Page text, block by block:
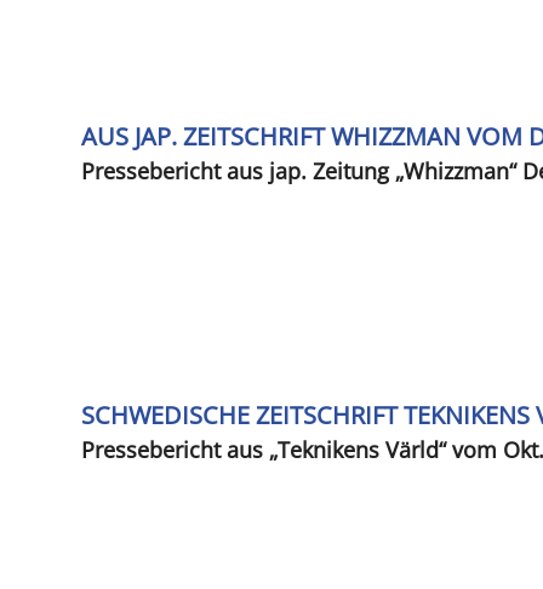
AUS JAP. ZEITSCHRIFT WHIZZMAN VOM
Pressebericht aus jap. Zeitung „Whizzman“
SCHWEDISCHE ZEITSCHRIFT
Pressebericht aus „Teknikens Värld“ vom